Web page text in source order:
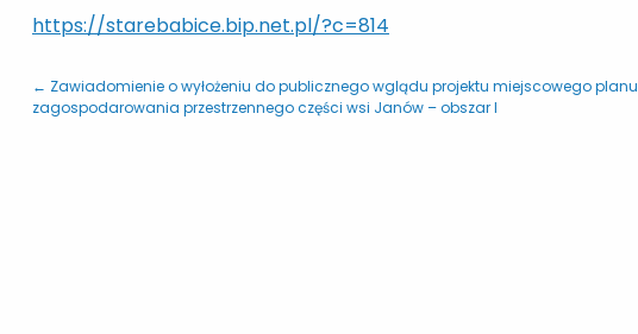
https://starebabice.bip.net.pl/?c=814
← Zawiadomienie o wyłożeniu do publicznego wglądu projektu miejscowego planu
zagospodarowania przestrzennego części wsi Janów – obszar I